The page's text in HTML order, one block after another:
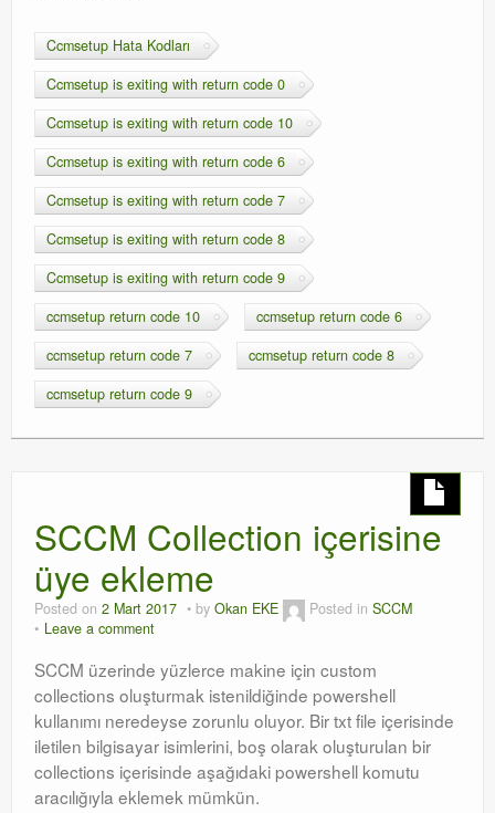
Ccmsetup Hata Kodları
Ccmsetup is exiting with return code 0
Ccmsetup is exiting with return code 10
Ccmsetup is exiting with return code 6
Ccmsetup is exiting with return code 7
Ccmsetup is exiting with return code 8
Ccmsetup is exiting with return code 9
ccmsetup return code 10
ccmsetup return code 6
ccmsetup return code 7
ccmsetup return code 8
ccmsetup return code 9
SCCM Collection içerisine
üye ekleme
Posted on 2 Mart 2017 by Okan EKE Posted in SCCM
Leave a comment
SCCM üzerinde yüzlerce makine için custom
collections oluşturmak istenildiğinde powershell
kullanımı neredeyse zorunlu oluyor. Bir txt file içerisinde
iletilen bilgisayar isimlerini, boş olarak oluşturulan bir
collections içerisinde aşağıdaki powershell komutu
aracılığıyla eklemek mümkün.